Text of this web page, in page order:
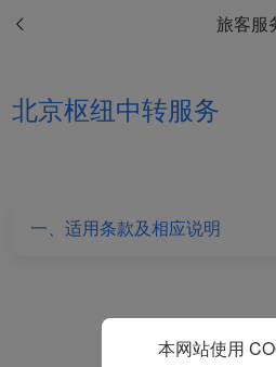
旅客服
北京枢纽中转服务
一、适用条款及相应说明
本网站使用
在您的浏览器中
我们的营销绩效
方可以跟踪您的
为以使我们的内
放置所有的营销
点击“拒绝”，我